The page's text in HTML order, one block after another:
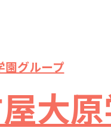
園グループ
大